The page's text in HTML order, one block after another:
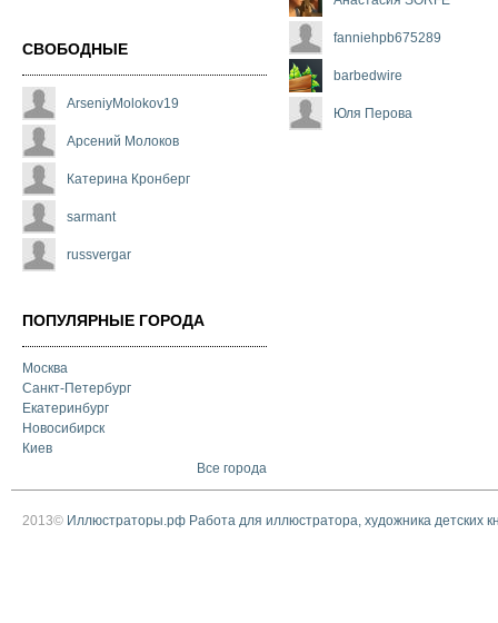
СВОБОДНЫЕ
ArseniyMolokov19
Арсений Молоков
Катерина Кронберг
sarmant
russvergar
ПОПУЛЯРНЫЕ ГОРОДА
Москва
Санкт-Петербург
Екатеринбург
Новосибирск
Киев
Все города
fanniehpb675289
barbedwire
Юля Перова
2013© Иллюстраторы.рф Работа для иллюстратора, художника детских